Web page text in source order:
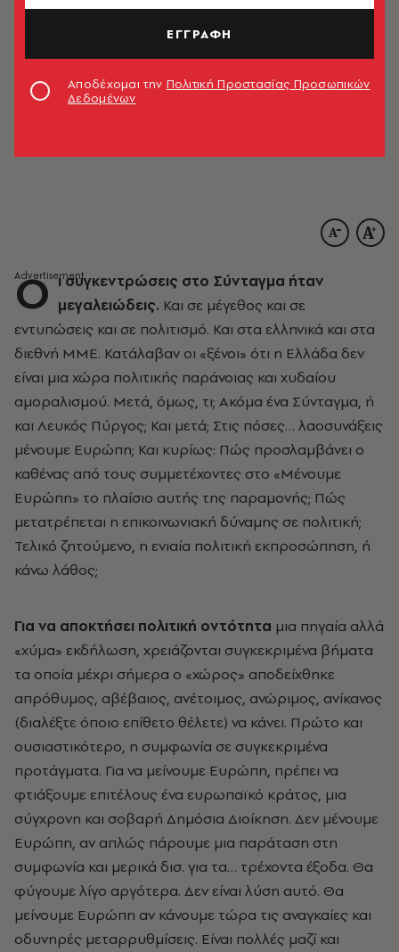
Ο ι συγκεντρώσεις στο Σύνταγμα ήταν
μεγαλειώδεις. Και σε μέγεθος και σε
εντυπώσεις και σε πολιτισμό. Και στα ελληνικά και στα
διεθνή ΜΜΕ. Κατάλαβαν οι «ξένοι» ότι η Ελλάδα δεν
είναι μια χώρα πολιτικής παράνοιας και χυδαίου
αμοραλισμού. Μετά, όμως, τι; Ακόμα ένα Σύνταγμα, ή
και Λευκός Πύργος; Και μετά; Στις πόσες… λαοσυνάξεις
μένουμε Ευρώπη; Και κυρίως: Πώς προσλαμβάνει ο
καθένας από τους συμμετέχοντες στο «Μένουμε
Ευρώπη» το πλαίσιο αυτής της παραμονής; Πώς
μετατρέπεται η επικοινωνιακή δύναμης σε πολιτική;
Τελικό ζητούμενο, η ενιαία πολιτική εκπροσώπηση, ή
κάνω λάθος;
Για να αποκτήσει πολιτική οντότητα μια πηγαία αλλά
«χύμα» εκδήλωση, χρειάζονται συγκεκριμένα βήματα
τα οποία μέχρι σήμερα ο «χώρος» αποδείχθηκε
απρόθυμος, αβέβαιος, ανέτοιμος, ανώριμος, ανίκανος
(διαλέξτε όποιο επίθετο θέλετε) να κάνει. Πρώτο και
ουσιαστικότερο, η συμφωνία σε συγκεκριμένα
προτάγματα. Για να μείνουμε Ευρώπη, πρέπει να
φτιάξουμε επιτέλους ένα ευρωπαϊκό κράτος, μια
σύγχρονη και σοβαρή Δημόσια Διοίκηση. Δεν μένουμε
Ευρώπη, αν απλώς πάρουμε μια παράταση στη
συμφωνία και μερικά δισ. για τα… τρέχοντα έξοδα. Θα
φύγουμε λίγο αργότερα. Δεν είναι λύση αυτό. Θα
μείνουμε Ευρώπη αν κάνουμε τώρα τις αναγκαίες και
οδυνηρές μεταρρυθμίσεις. Είναι πολλές μαζί και
ΕΓΓΡΑΦΗ
Αποδέχομαι την Πολιτική Προστασίας Προσωπικών
Δεδομένων